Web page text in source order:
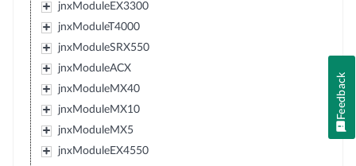
jnxModuleEX3300
jnxModuleT4000
jnxModuleSRX550
jnxModuleACX
jnxModuleMX40
jnxModuleMX10
jnxModuleMX5
jnxModuleEX4550
Feedback